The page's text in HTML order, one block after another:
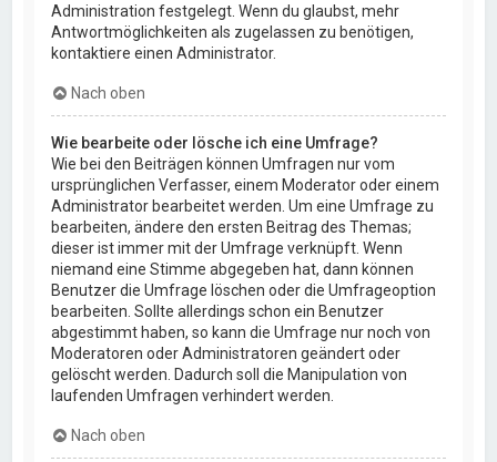
Administration festgelegt. Wenn du glaubst, mehr
Antwortmöglichkeiten als zugelassen zu benötigen,
kontaktiere einen Administrator.
Nach oben
Wie bearbeite oder lösche ich eine Umfrage?
Wie bei den Beiträgen können Umfragen nur vom
ursprünglichen Verfasser, einem Moderator oder einem
Administrator bearbeitet werden. Um eine Umfrage zu
bearbeiten, ändere den ersten Beitrag des Themas;
dieser ist immer mit der Umfrage verknüpft. Wenn
niemand eine Stimme abgegeben hat, dann können
Benutzer die Umfrage löschen oder die Umfrageoption
bearbeiten. Sollte allerdings schon ein Benutzer
abgestimmt haben, so kann die Umfrage nur noch von
Moderatoren oder Administratoren geändert oder
gelöscht werden. Dadurch soll die Manipulation von
laufenden Umfragen verhindert werden.
Nach oben